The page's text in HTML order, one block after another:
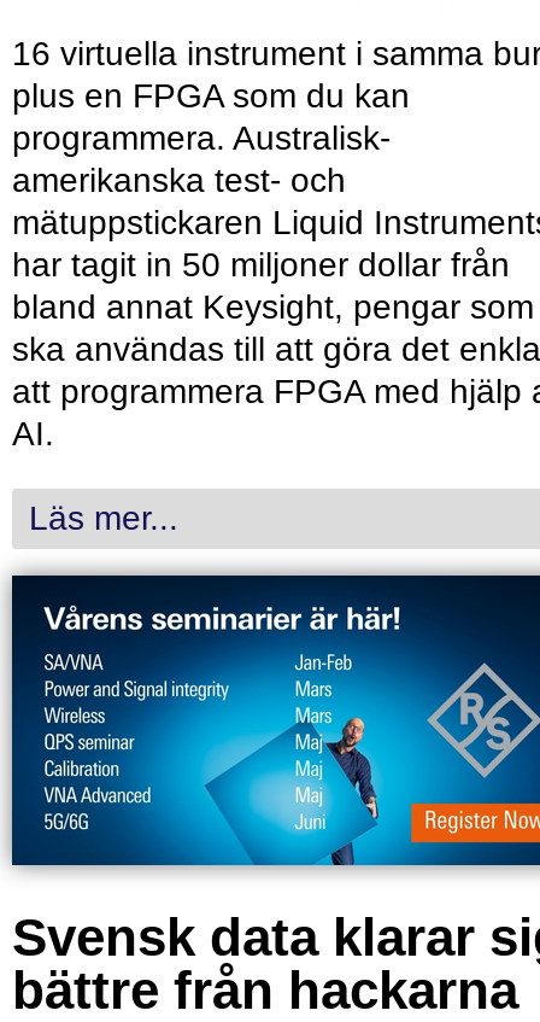
16 virtuella instrument i samma
plus en FPGA som du kan
programmera. Australisk-
amerikanska test- och
mätuppstickaren Liquid
har tagit in 50 miljoner dollar från
bland annat Keysight, pengar som
ska användas till att göra det
att programmera FPGA med hjälp
AI.
Läs mer...
Svensk data klarar
bättre från hackarna